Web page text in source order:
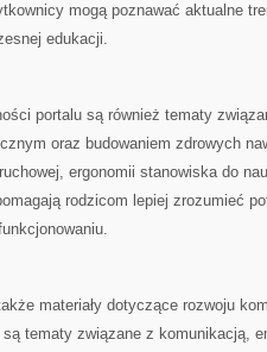
mogą poznawać aktualne
edukacji.
portalu są również tematy
oraz budowaniem zdrowych
ergonomii stanowiska do
rodzicom lepiej zrozumieć
materiały dotyczące rozwoju
tematy związane z komunikacją,